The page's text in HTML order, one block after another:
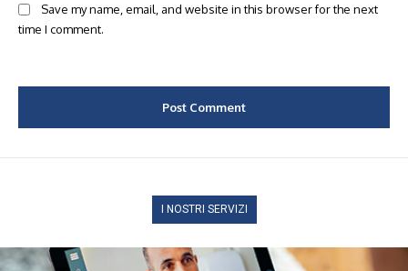
Save my name, email, and website in this browser for the next
time I comment.
I NOSTRI SERVIZI